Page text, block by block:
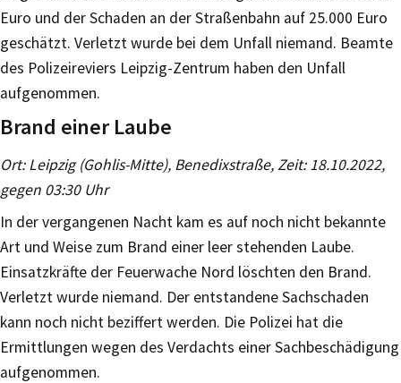
Euro und der Schaden an der Straßenbahn auf 25.000 Euro
geschätzt. Verletzt wurde bei dem Unfall niemand. Beamte
des Polizeireviers Leipzig-Zentrum haben den Unfall
aufgenommen.
Brand einer Laube
Ort: Leipzig (Gohlis-Mitte), Benedixstraße, Zeit: 18.10.2022,
gegen 03:30 Uhr
In der vergangenen Nacht kam es auf noch nicht bekannte
Art und Weise zum Brand einer leer stehenden Laube.
Einsatzkräfte der Feuerwache Nord löschten den Brand.
Verletzt wurde niemand. Der entstandene Sachschaden
kann noch nicht beziffert werden. Die Polizei hat die
Ermittlungen wegen des Verdachts einer Sachbeschädigung
aufgenommen.